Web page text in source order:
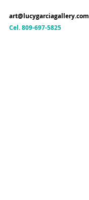
art@lucygarciagallery.com
Cel. 809-697-5825